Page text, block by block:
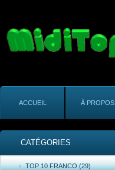
ACCUEIL À PROPOS
CATÉGORIES
TOP 10 FRANCO (29)